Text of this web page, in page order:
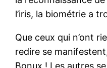
l’iris, la biométrie a
Que ceux qui n’ont
redire se
Bonux ! Les autres